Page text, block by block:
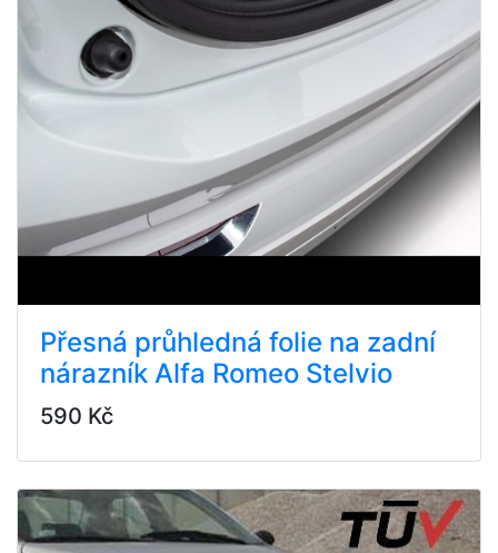
Přesná průhledná folie na zadní
nárazník Alfa Romeo Stelvio
590 Kč